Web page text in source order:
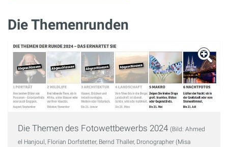
Die Themenrunden
Die Themen des Fotowettbewerbs 2024 (Bild: Ahmed
el Hanjoul, Florian Dorfstetter, Bernd Thaller, Dronographer (Misa